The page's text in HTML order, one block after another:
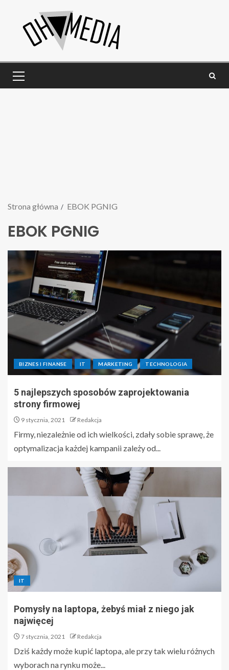
Strona główna EBOK PGNIG
EBOK PGNIG
BIZNES I FINANSE IT MARKETING TECHNOLOGIA
5 najlepszych sposobów zaprojektowania
strony firmowej
9 stycznia, 2021 Redakcja
Firmy, niezależnie od ich wielkości, zdały sobie sprawę, że
optymalizacja każdej kampanii zależy od...
IT
Pomysły na laptopa, żebyś miał z niego jak
najwięcej
7 stycznia, 2021 Redakcja
Dziś każdy może kupić laptopa, ale przy tak wielu różnych
wyborach na rynku może...